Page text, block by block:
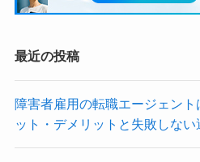
最近の投稿
障害者雇用の転職エージェント
ット・デメリットと失敗しない